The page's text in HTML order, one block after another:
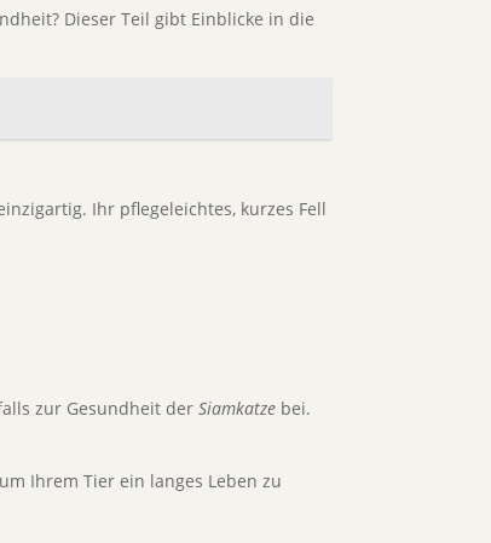
Dieser Teil gibt Einblicke in die
Ihr pflegeleichtes, kurzes Fell
zur Gesundheit der Siamkatze bei.
Ihrem Tier ein langes Leben zu